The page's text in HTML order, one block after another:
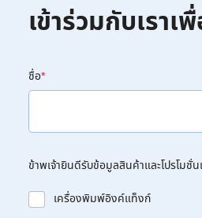
เข้าร่วมกับเราเ
ชื่อ*
ข้าพเจ้ายินดีรับข้อมูลสินค้าและโปรโมชั่
เครื่องพิมพ์อิงค์แท็งก์